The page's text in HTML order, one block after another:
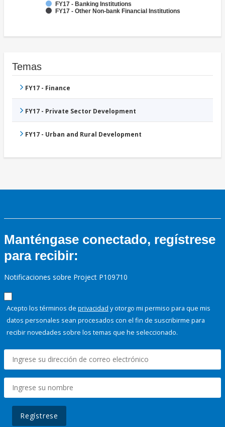
FY17 - Banking Institutions
FY17 - Other Non-bank Financial Institutions
Temas
FY17 - Finance
FY17 - Private Sector Development
FY17 - Urban and Rural Development
Manténgase conectado, regístrese
para recibir:
Notificaciones sobre Project P109710
Acepto los términos de privacidad y otorgo mi permiso para que mis
datos personales sean procesados con el fin de suscribirme para
recibir novedades sobre los temas que he seleccionado.
Regístrese